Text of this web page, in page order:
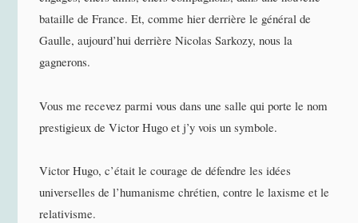
bataille de France. Et, comme hier derrière le général de
Gaulle, aujourd’hui derrière Nicolas Sarkozy, nous la
gagnerons.
Vous me recevez parmi vous dans une salle qui porte le nom
prestigieux de Victor Hugo et j’y vois un symbole.
Victor Hugo, c’était le courage de défendre les idées
universelles de l’humanisme chrétien, contre le laxisme et le
relativisme.